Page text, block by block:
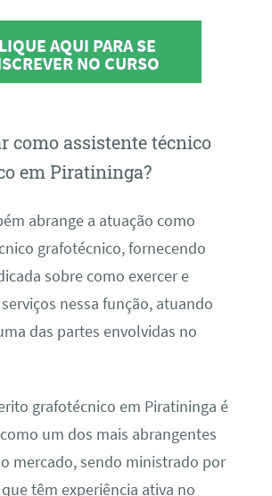
AQUI PARA SE
NO CURSO
como assistente técnico
em Piratininga?
abrange a atuação como
grafotécnico, fornecendo
sobre como exercer e
nessa função, atuando
das partes envolvidas no
grafotécnico em Piratininga é
um dos mais abrangentes
mercado, sendo ministrado por
têm experiência ativa no